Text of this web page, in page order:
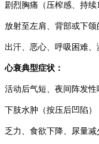
剧烈胸痛（压榨感、持续
放射至左肩、背部或下颌
出汗、恶心、呼吸困难、
心衰典型症状：
活动后气短、夜间阵发性
下肢水肿（按压后凹陷）
乏力、食欲下降、尿量减